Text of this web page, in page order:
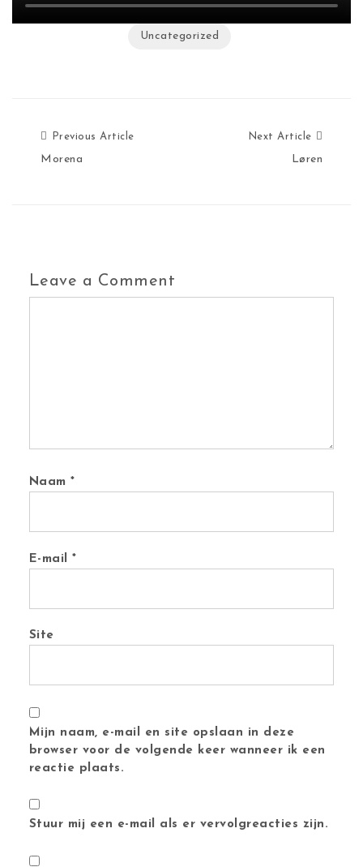
Uncategorized
Previous ArticlePrevious Article
Morena
Next Article
Løren
Leave a Comment
Naam*
E-mail*
Site
Mijn naam, e-mail en site opslaan in deze
browser voor de volgende keer wanneer ik een
reactie plaats.
Stuur mij een e-mail als er vervolgreacties zijn.